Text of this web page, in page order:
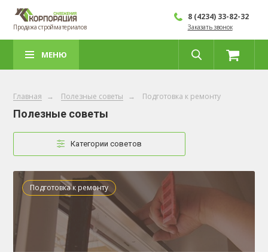
Продажа стройматериалов
8 (4234) 33-82-32
Заказать звонок
МЕНЮ
Главная → Полезные советы → Подготовка к ремонту
Полезные советы
Категории советов
Подготовка к ремонту